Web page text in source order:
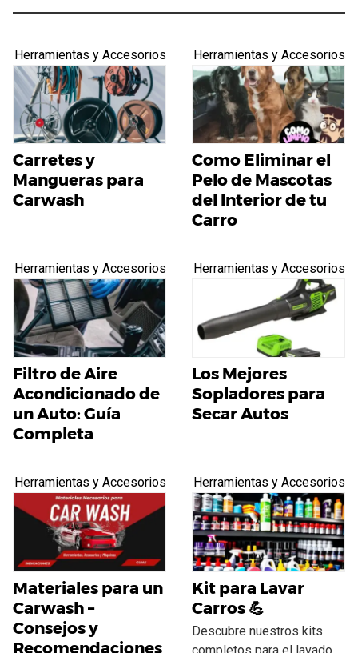
Herramientas y Accesorios
Carretes y
Mangueras para
Carwash
Herramientas y Accesorios
Como Eliminar el
Pelo de Mascotas
del Interior de tu
Carro
Herramientas y Accesorios
Filtro de Aire
Acondicionado de
un Auto: Guía
Completa
Herramientas y Accesorios
Los Mejores
Sopladores para
Secar Autos
Herramientas y Accesorios
Materiales para un
Carwash –
Consejos y
Recomendaciones
Herramientas y Accesorios
Kit para Lavar
Carros 💪
Descubre nuestros kits